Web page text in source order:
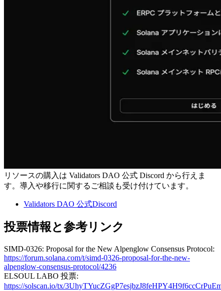
リソースの購入は Validators DAO 公式 Discord から行えま
す。導入や移行に関するご相談も受け付けています。
Validators DAO 公式Discord
投票情報と参考リンク
SIMD-0326: Proposal for the New Alpenglow Consensus Protocol:
https://forum.solana.com/t/simd-0326-proposal-for-the-new-
alpenglow-consensus-protocol/4236
ELSOUL LABO 投票:
https://solscan.io/tx/